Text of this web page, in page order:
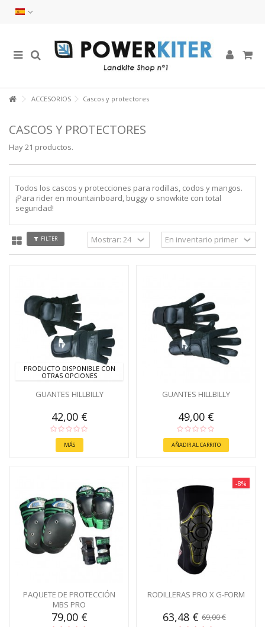
ACCESORIOS Cascos y protectores
CASCOS Y PROTECTORES
Hay 21 productos.
Todos los cascos y protecciones para rodillas, codos y mangos.
¡Para rider en mountainboard, buggy o snowkite con total
seguridad!
FILTER
PRODUCTO DISPONIBLE CON
OTRAS OPCIONES
GUANTES HILLBILLY
42,00 €
MÁS
GUANTES HILLBILLY
49,00 €
AÑADIR AL CARRITO
PAQUETE DE PROTECCIÓN
MBS PRO
79,00 €
-8%
RODILLERAS PRO X G-FORM
63,48 € 69,00 €